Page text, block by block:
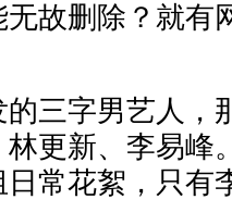
故删除？就有
三字男艺人，
更新、李易峰
常花絮，只有